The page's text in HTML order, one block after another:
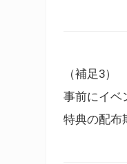
（補足3）
事前にイベ
特典の配布